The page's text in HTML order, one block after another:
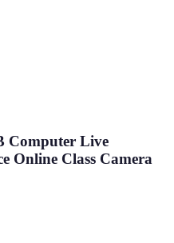
Computer Live
Online Class Camera